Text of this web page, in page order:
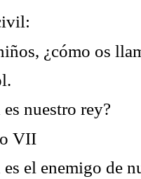
¿cómo os
nuestro rey?
VII
el enemigo de